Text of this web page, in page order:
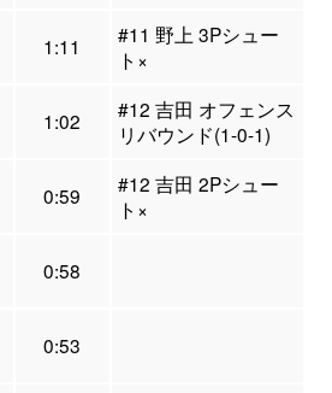
1:11
#11 野上 3Pシュー
ト×
1:02
#12 吉田 オフェンス
リバウンド(1-0-1)
0:59
#12 吉田 2Pシュー
ト×
0:58
0:53